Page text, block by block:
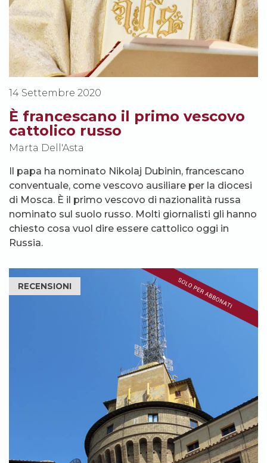
14 Settembre 2020
È francescano il primo vescovo
cattolico russo
Marta Dell'Asta
Il papa ha nominato Nikolaj Dubinin, francescano
conventuale, come vescovo ausiliare per la diocesi
di Mosca. È il primo vescovo di nazionalità russa
nominato sul suolo russo. Molti giornalisti gli hanno
chiesto cosa vuol dire essere cattolico oggi in
Russia.
RECENSIONI